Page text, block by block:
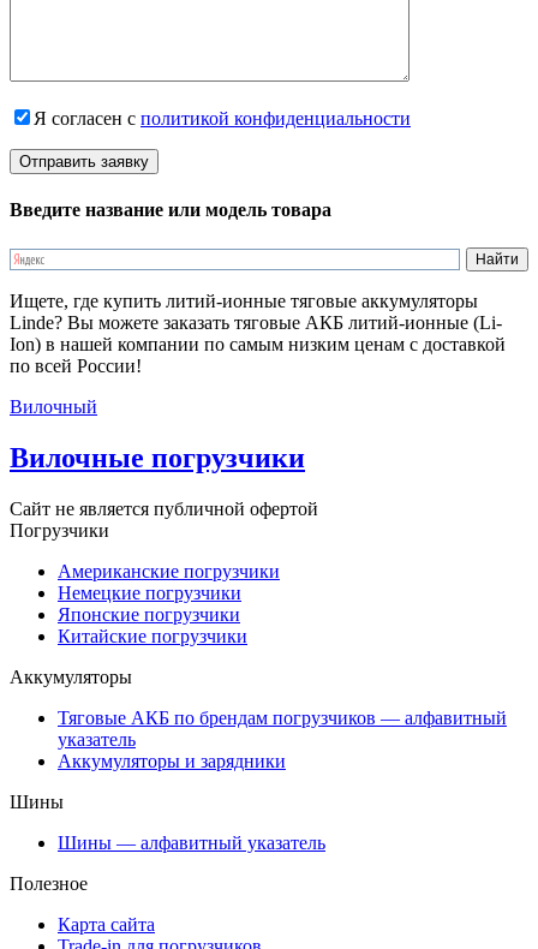
Я согласен с политикой конфиденциальности
Введите название или модель товара
Ищете, где купить литий-ионные тяговые аккумуляторы
Linde? Вы можете заказать тяговые АКБ литий-ионные (Li-
Ion) в нашей компании по самым низким ценам с доставкой
по всей России!
Вилочный
Вилочные погрузчики
Сайт не является публичной офертой
Погрузчики
Американские погрузчики
Немецкие погрузчики
Японские погрузчики
Китайские погрузчики
Аккумуляторы
Тяговые АКБ по брендам погрузчиков — алфавитный
указатель
Аккумуляторы и зарядники
Шины
Шины — алфавитный указатель
Полезное
Карта сайта